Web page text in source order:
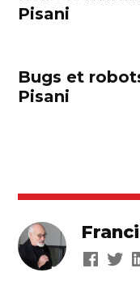
Pisani
Bugs et
Pisani